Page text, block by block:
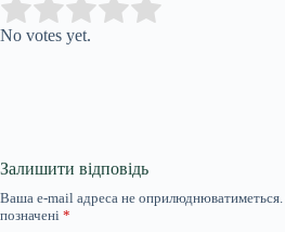
Rate this item:
No votes yet.
Залишити відповідь
Ваша e-mail адреса не оприлюднюватиметься.
позначені *